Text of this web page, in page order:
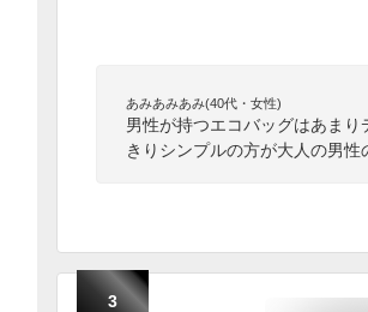
あみあみあみ(40代・女性)
男性が持つエコバッグはあま
きりシンプルの方が大人の男
3